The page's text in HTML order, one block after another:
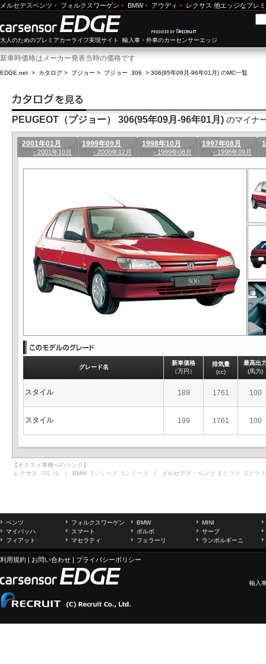
メルセデスベンツ ・ フォルクスワーゲン ・ BMW・ アウディ ・ レクサス 他エッジなプレ
大人のためのプレミアカーライフ実現サイト 輸入車・外車のカーセンサーエッジ
新車時価格はメーカー発表当時の価格です
EDGE.net > カタログ > プジョー > プジョー 306 > 306(95年09月-96年01月) のMC一覧
PEUGEOT（プジョー） 306(95年09月-96年01月) のマイナ
2001年01月
- 2001年10月
1999年09月
- 2000年12月
1998年10月
- 1999年08月
1997年08月
- 1998年09月
グレード名
新車価格
（万円）
排気量
(cc)
最高出
(馬力)
スタイル 189 1761 100
スタイル 199 1761 100
【オススメ車種へのリンク】
レクサス GS IS ｜ BMW 3シリーズ 5シリーズ ｜ メルセデス・ベンツ Eクラス Sクラス
ベンツ フォルクスワーゲン BMW
MINI
マイバッハ
スマート ボルボ
サーブ
フィアット
マセラティ フェラーリ ランボルギーニ
利用規約 | お問い合わせ | プライバシーポリシー
輸入